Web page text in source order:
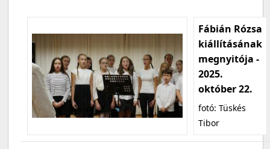
Fábián Rózsa
kiállításának
megnyitója -
2025.
október 22.
fotó: Tüskés
Tibor